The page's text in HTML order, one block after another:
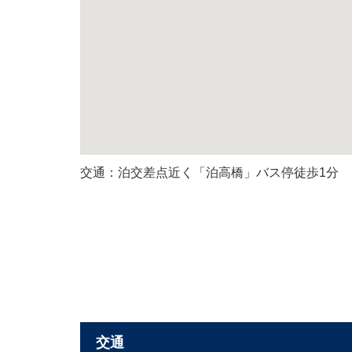
交通：泊交差点近く「泊高橋」バス停徒歩1分
交通